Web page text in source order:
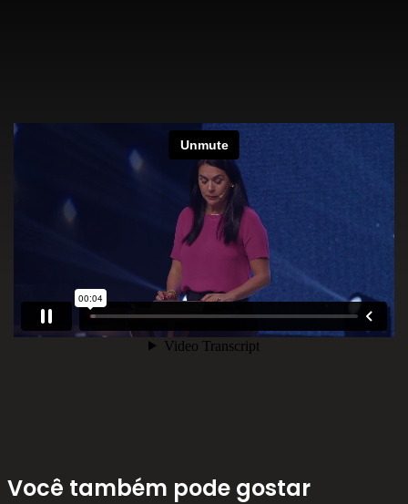
Você também pode gostar